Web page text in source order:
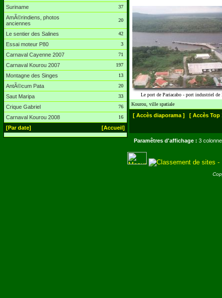
Suriname 37
AmÃ©rindiens, photos
anciennes
20
Le sentier des Salines 42
Essai moteur P80 3
Carnaval Cayenne 2007 71
Carnaval Kourou 2007 197
Montagne des Singes 13
AntÃ©cum Pata 20
Saut Maripa 33
Crique Gabriel 76
Carnaval Kourou 2008 16
[Par date] [Accueil]
Le port de Pariacabo - port industriel de
Kourou, ville spatiale
[ Accès diaporama ] [ Accès Top
Paramêtres d'affichage : 3